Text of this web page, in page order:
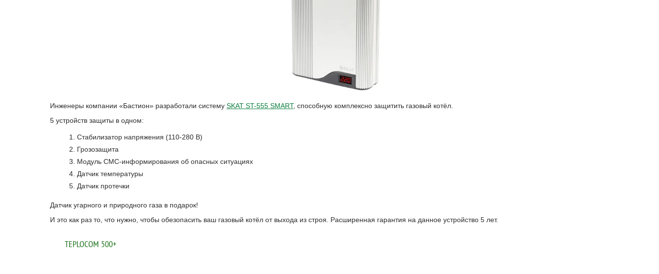
Инженеры компании «Бастион» разработали систему SKAT ST-555 SMART, способную комплексно защитить газовый котёл.
5 устройств защиты в одном:
Стабилизатор напряжения (110-280 В)
Грозозащита
Модуль СМС-информирования об опасных ситуациях
Датчик температуры
Датчик протечки
Датчик угарного и природного газа в подарок!
И это как раз то, что нужно, чтобы обезопасить ваш газовый котёл от выхода из строя. Расширенная гарантия на данное устройство 5 лет.
TEPLOCOM 500+